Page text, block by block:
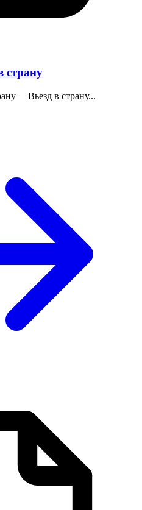
страну
Вьезд в страну...